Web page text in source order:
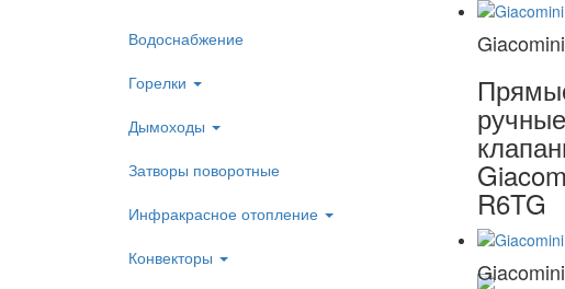
Водоснабжение
Горелки
Дымоходы
Затворы поворотные
Инфракрасное отопление
Конвекторы
ручные
R6TG